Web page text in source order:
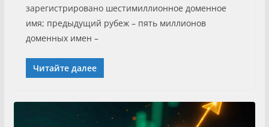
зарегистрировано шестимиллионное доменное
имя; предыдущий рубеж – пять миллионов
доменных имен –
Читайте далее